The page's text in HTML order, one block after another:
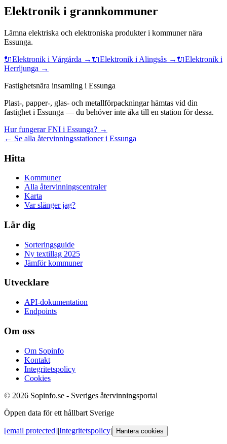
Elektronik i grannkommuner
Lämna elektriska och elektroniska produkteri kommuner nära
Essunga.
🔌Elektronik i Vårgårda → 🔌Elektronik i Alingsås → 🔌Elektronik i
Herrljunga →
Fastighetsnära insamling i Essunga
Plast-, papper-, glas- och metallförpackningar hämtas vid din
fastighet i Essunga — du behöver inte åka till en station för dessa.
Hur fungerar FNI i Essunga? →
← Se alla återvinningsstationer i Essunga
Hitta
Kommuner
Alla återvinningscentraler
Karta
Var slänger jag?
Lär dig
Sorteringsguide
Ny textillag 2025
Jämför kommuner
Utvecklare
API-dokumentation
Endpoints
Om oss
Om Sopinfo
Kontakt
Integritetspolicy
Cookies
© 2026 Sopinfo.se - Sveriges återvinningsportal
Öppen data för ett hållbart Sverige
[email protected]|Integritetspolicy| Hantera cookies